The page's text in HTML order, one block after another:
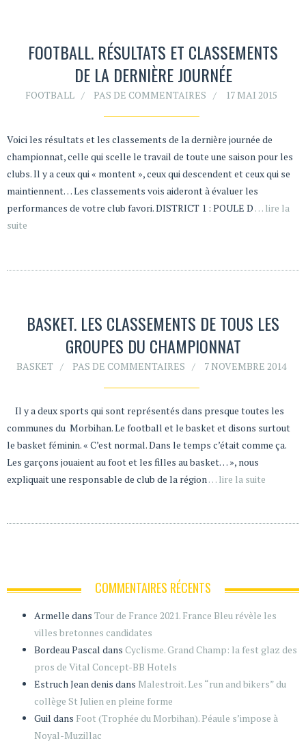
FOOTBALL. RÉSULTATS ET CLASSEMENTS
DE LA DERNIÈRE JOURNÉE
FOOTBALL PAS DE COMMENTAIRES 17 MAI 2015
Voici les résultats et les classements de la dernière journée de
championnat, celle qui scelle le travail de toute une saison pour les
clubs. Il y a ceux qui « montent », ceux qui descendent et ceux qui se
maintiennent… Les classements vois aideront à évaluer les
performances de votre club favori. DISTRICT 1 : POULE D … lire la
suite
BASKET. LES CLASSEMENTS DE TOUS LES
GROUPES DU CHAMPIONNAT
BASKET PAS DE COMMENTAIRES 7 NOVEMBRE 2014
Il y a deux sports qui sont représentés dans presque toutes les
communes du Morbihan. Le football et le basket et disons surtout
le basket féminin. « C’est normal. Dans le temps c’était comme ça.
Les garçons jouaient au foot et les filles au basket… », nous
expliquait une responsable de club de la région … lire la suite
COMMENTAIRES RÉCENTS
Armelle dans Tour de France 2021. France Bleu révèle les
villes bretonnes candidates
Bordeau Pascal dans Cyclisme. Grand Champ: la fest glaz des
pros de Vital Concept-BB Hotels
Estruch Jean denis dans Malestroit. Les “run and bikers” du
collège St Julien en pleine forme
Guil dans Foot (Trophée du Morbihan). Péaule s’impose à
Noyal-Muzillac